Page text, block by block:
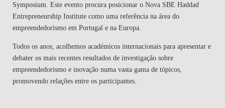
Symposium. Este evento procura posicionar o Nova SBE Haddad
Entrepreneurship Institute como uma referência na área do
empreendedorismo em Portugal e na Europa.
Todos os anos, acolhemos académicos internacionais para apresentar e
debater os mais recentes resultados de investigação sobre
empreendedorismo e inovação numa vasta gama de tópicos,
promovendo relações entre os participantes.